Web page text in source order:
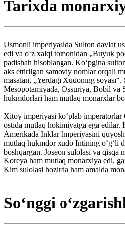
Tarixda
Usmonli imperiyasida Sulton davlat
edi va oʻz xalqi tomonidan „Buyuk
padishah hisoblangan. Koʻpgina
aks ettirilgan samoviy nomlar orqali
masalan, „Yerdagi Xudoning
Mesopotamiyada, Ossuriya, Bobil va
hukmdorlari ham mutlaq monarxlar
Xitoy imperiyasi koʻplab imperatorlar
ostida mutlaq hokimiyatga ega edilar.
Amerikada Inklar Imperiyasini
mutlaq hukmdor xudo Intining oʻgʻli
boshqargan. Joseon sulolasi va qisqa
Koreya ham mutlaq monarxiya edi,
Kim sulolasi hozirda ham amalda
Soʻnggi